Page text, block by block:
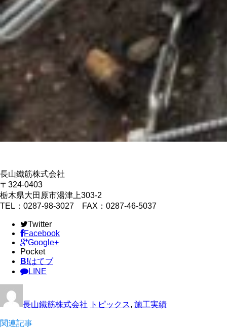
長山鐵筋株式会社
〒324-0403
栃木県大田原市湯津上303-2
TEL：0287-98-3027 FAX：0287-46-5037
Twitter
Facebook
Google+
Pocket
B!はてブ
LINE
長山鐵筋株式会社 トピックス, 施工実績
関連記事